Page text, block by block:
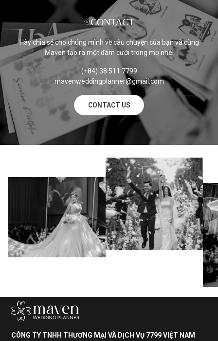
CONTACT
Hãy chia sẻ cho chúng mình về câu chuyện của bạn và cùng
Maven tạo ra một đám cưới trong mơ nhé!
(+84) 38 511 7799
mavenweddingplanner@gmail.com
CONTACT US
CÔNG TY TNHH THƯƠNG MẠI VÀ DỊCH VỤ 7799 VIỆT NAM